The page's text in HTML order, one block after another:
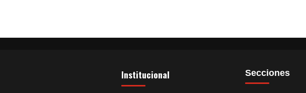
Institucional Secciones